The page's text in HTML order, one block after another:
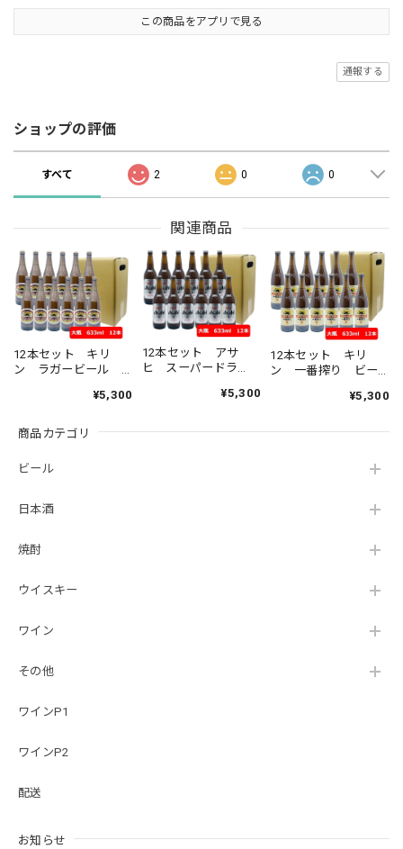
商品カテゴリ
ビール
日本酒
焼酎
ウイスキー
ワイン
その他
ワインP1
ワインP2
配送
お知らせ
この商品をアプリで見る
通報する
ショップの評価
すべて 2 0 0
関連商品
12本セット キリ
ン ラガービール
KIRIN 国産 瓶ビー
ビール好き 瓶ビー
¥5,300
12本セット アサ
ヒ スーパードラ
国産 瓶ビール 家飲
¥5,300
12本セット キリ
ン 一番搾り ビー
KIRIN 国産 瓶ビー
ビール好き 瓶ビー
¥5,300